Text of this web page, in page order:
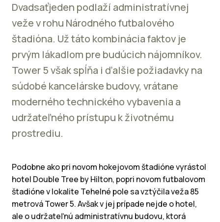
Dvadsaťjeden podlaží administratívnej
veže v rohu Národného futbalového
štadióna. Už táto kombinácia faktov je
prvým lákadlom pre budúcich nájomníkov.
Tower 5 však spĺňa i ďalšie požiadavky na
súdobé kancelárske budovy, vrátane
moderného technického vybavenia a
udržateľného prístupu k životnému
prostrediu.
Podobne ako pri novom hokejovom štadióne vyrástol
hotel Double Tree by Hilton, popri novom futbalovom
štadióne v lokalite Tehelné pole sa vztýčila veža 85
metrová Tower 5. Avšak v jej prípade nejde o hotel,
ale o udržateľnú administratívnu budovu, ktorá